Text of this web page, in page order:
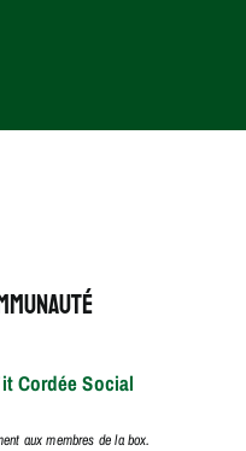
Cordée Social
aux membres de la box.